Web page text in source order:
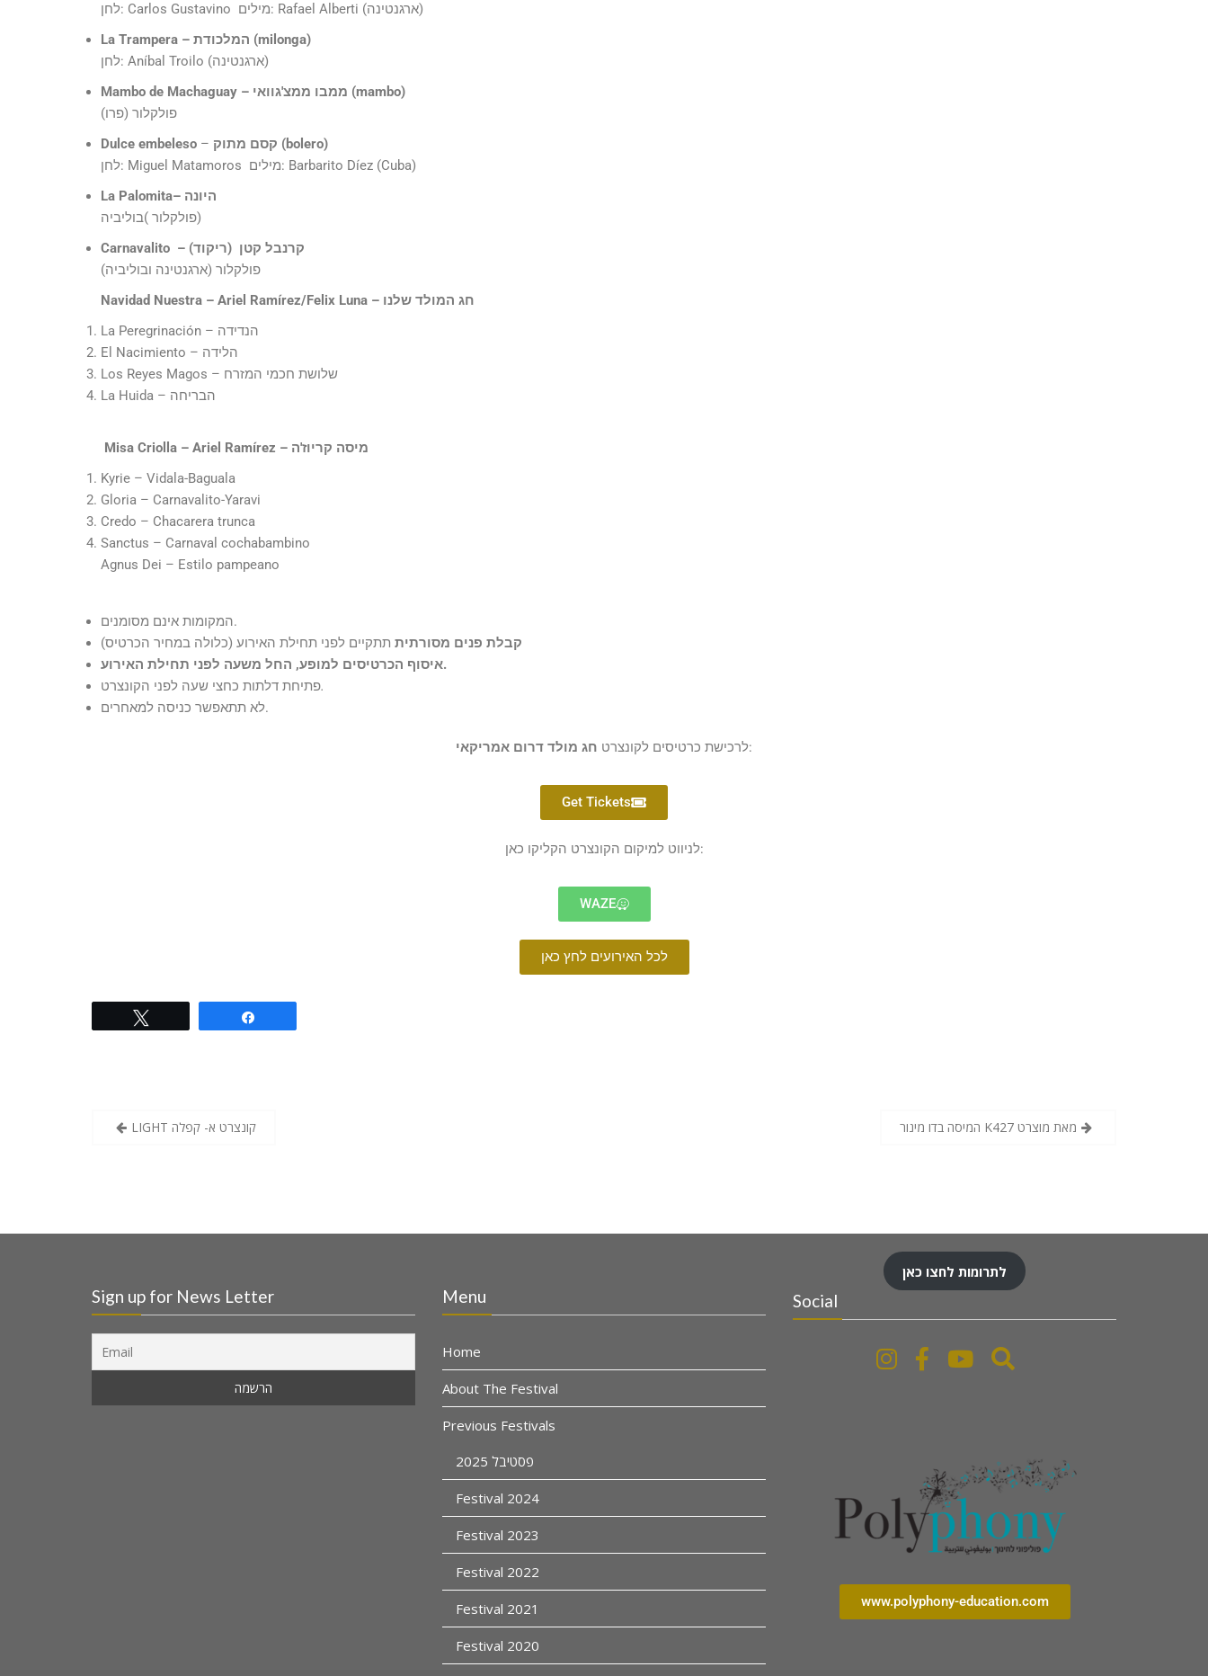
לחן: Carlos Gustavino מילים: Rafael Alberti (ארגנטינה)
La Trampera
(milonga)
לחן: Aníbal Troilo (ארגנטינה)
Mambo de Machaguay
– ממבו ממצ'גוואי (mambo)
פולקלור (פרו)
Dulce embeleso – קסם מתוק (bolero)
לחן: Miguel Matamoros מילים: Barbarito Díez (Cuba)
La Palomita
– היונה
פולקלור )בוליביה)
Carnavalito – קרנבל קטן (ריקוד)
פולקלור (ארגנטינה ובוליביה)
Navidad Nuestra – Ariel Ramírez/Felix Luna
– חג המולד שלנו
La Peregrinación – הנדידה
El Nacimiento – הלידה
Los Reyes Magos – שלושת חכמי המזרח
La Huida – הבריחה
Misa Criolla – Ariel Ramírez
– מיסה קריוז'ה
Kyrie – Vidala-Baguala
Gloria – Carnavalito-Yaravi
Credo – Chacarera trunca
Sanctus – Carnaval cochabambino
Agnus Dei – Estilo pampeano
המקומות אינם מסומנים.
קבלת פנים מסורתית תתקיים לפני תחילת האירוע (כלולה במחיר הכרטיס)
איסוף הכרטיסים למופע, החל משעה לפני תחילת האירוע.
פתיחת דלתות כחצי שעה לפני הקונצרט.
לא תתאפשר כניסה למאחרים.
לרכישת כרטיסים לקונצרט חג מולד דרום אמריקאי :
Get Tickets
לניווט למיקום הקונצרט הקליקו כאן:
WAZE
לכל האירועים לחץ כאן
LIGHT קונצרט א- קפלה המיסה בדו מינור K427 מאת מוצרט
Sign up for News Letter Menu
Home
About The Festival
Previous Festivals
פסטיבל 2025
Festival 2024
Festival 2023
Festival 2022
Festival 2021
Festival 2020
לתרומות לחצו כאן
Social
www.polyphony-education.com